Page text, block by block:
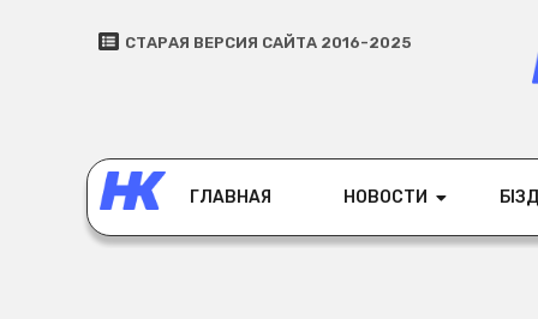
СТАРАЯ ВЕРСИЯ САЙТА 2016-2025
ГЛАВНАЯ НОВОСТИ